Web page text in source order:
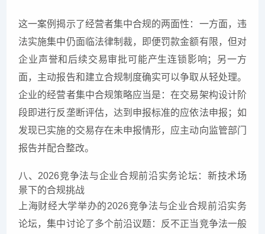
这一案例揭示了经营者集中合规的两面性：一方面，违
法实施集中仍面临法律制裁，即便罚款金额有限，但对
企业声誉和后续交易审批可能产生连锁影响；另一方
面，主动报告和建立合规制度确实可以争取从轻处理。
企业的经营者集中合规策略应当是：在交易架构设计阶
段即进行反垄断评估，达到申报标准的应依法申报；如
发现已实施的交易存在未申报情形，应主动向监管部门
报告并配合整改。
八、2026竞争法与企业合规前沿实务论坛：新技术场
景下的合规挑战
上海财经大学举办的2026竞争法与企业合规前沿实务
论坛，集中讨论了多个前沿议题：反不正当竞争法一般